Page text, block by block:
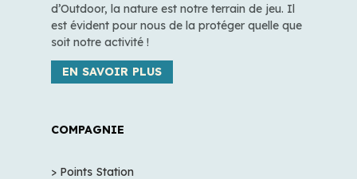
d’Outdoor, la nature est notre terrain de jeu. Il
est évident pour nous de la protéger quelle que
soit notre activité !
EN SAVOIR PLUS
COMPAGNIE
> Points Station